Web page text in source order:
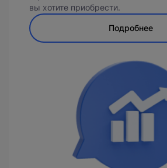
вы хотите приобрести.
Подробнее